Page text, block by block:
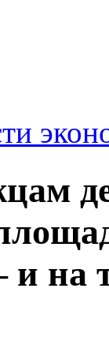
и на